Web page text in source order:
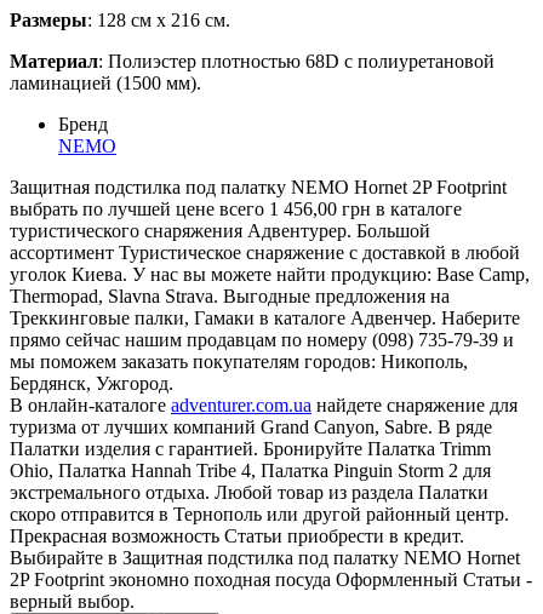
Размеры: 128 см x 216 см.
Материал: Полиэстер плотностью 68D с полиуретановой
ламинацией (1500 мм).
Бренд
NEMO
Защитная подстилка под палатку NEMO Hornet 2P Footprint
выбрать по лучшей цене всего 1 456,00 грн в каталоге
туристического снаряжения Адвентурер. Большой
ассортимент Туристическое снаряжение с доставкой в любой
уголок Киева. У нас вы можете найти продукцию: Base Camp,
Thermopad, Slavna Strava. Выгодные предложения на
Треккинговые палки, Гамаки в каталоге Адвенчер. Наберите
прямо сейчас нашим продавцам по номеру (098) 735-79-39 и
мы поможем заказать покупателям городов: Никополь,
Бердянск, Ужгород.
В онлайн-каталоге adventurer.com.ua найдете снаряжение для
туризма от лучших компаний Grand Canyon, Sabre. В ряде
Палатки изделия с гарантией. Бронируйте Палатка Trimm
Ohio, Палатка Hannah Tribe 4, Палатка Pinguin Storm 2 для
экстремального отдыха. Любой товар из раздела Палатки
скоро отправится в Тернополь или другой районный центр.
Прекрасная возможность Статьи приобрести в кредит.
Выбирайте в Защитная подстилка под палатку NEMO Hornet
2P Footprint экономно походная посуда Оформленный Статьи -
верный выбор.